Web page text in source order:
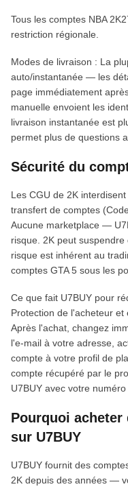
Tous les comptes NBA
restriction régionale.
Modes de livraison : La
auto/instantanée — les
page immédiatement
manuelle envoient les
livraison instantanée est
permet plus de questions
Sécurité du
Les CGU de 2K
transfert de comptes
Aucune marketplace —
risque. 2K peut
risque est inhérent au
comptes GTA 5 sous les
Ce que fait U7BUY pour
Protection de l'acheteur
Après l'achat, changez
l'e-mail à votre adresse,
compte à votre profil de
compte récupéré par le
U7BUY avec votre
Pourquoi acheter
sur U7BUY
U7BUY fournit des
2K depuis des années —